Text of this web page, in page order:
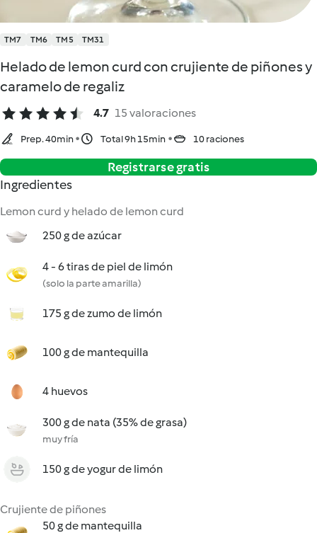
TM7 TM6 TM5 TM31
Helado de lemon curd con crujiente de piñones y
caramelo de regaliz
4.7 15 valoraciones
Prep. 40min Total 9h 15min 10 raciones
Registrarse gratis
Ingredientes
Lemon curd y helado de lemon curd
250 g de azúcar
4 - 6 tiras de piel de limón
(solo la parte amarilla)
175 g de zumo de limón
100 g de mantequilla
4 huevos
300 g de nata (35% de grasa)
muy fría
150 g de yogur de limón
Crujiente de piñones
50 g de mantequilla